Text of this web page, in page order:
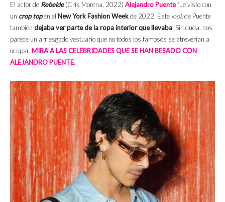
El actor de Rebelde(Cris Morena, 2022) Alejandro Puentefue visto con
un crop topen el New York Fashion Weekde 2022. Este lookde Puente
también dejaba ver parte de la ropa interior que llevaba. Sin duda, nos
parece un arriesgado vestuario que no todos los famosos se atreverían a
ocupar. MIRA A LAS CELEBRIDADES QUE SE HAN BESADO CON
ALEJANDRO PUENTE.